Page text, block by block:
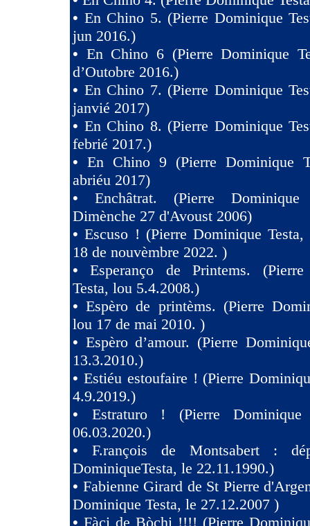
• En Chino 5. (Pierre Dominique
jun 2016.)
• En Chino 6 (Pierre Dominique
d’Outobre 2016.)
• En Chino 7. (Pierre Dominique
janvié 2017)
• En Chino 8. (Pierre Dominique
febrié 2017.)
• En Chino 9 (Pierre Dominique
abriéu 2017)
• Enchâtrat. (Pierre
Dimènche 27 d'Avoust 2006)
•Escuso ! (Pierre Dominique
18 de nouvèmbre 2022. )
•Esperanço de Printems.
Testa, lou 5.4.2008.)
•Espèro de printèms. (Pierre
lou 17 de mai 2010. )
• Espèro d’amour. (Pierre
13.3.2010.)
• Estiéu estoufaire ! (Pierre
4.9.2019.)
• Estraturo ! (Pierre
06.03.2020.)
• F.rançois de Montsabert :
DominiqueTesta, le 22.11.1990.)
• Fabienne Girard de St Pierre
Dominique Testa, le 27.12.2007 )
• Fàci de Bòchi !!!! (Pierre